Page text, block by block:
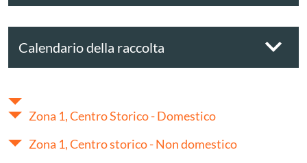
Calendario della raccolta
Zona 1, Centro Storico - Domestico
Zona 1, Centro storico - Non domestico